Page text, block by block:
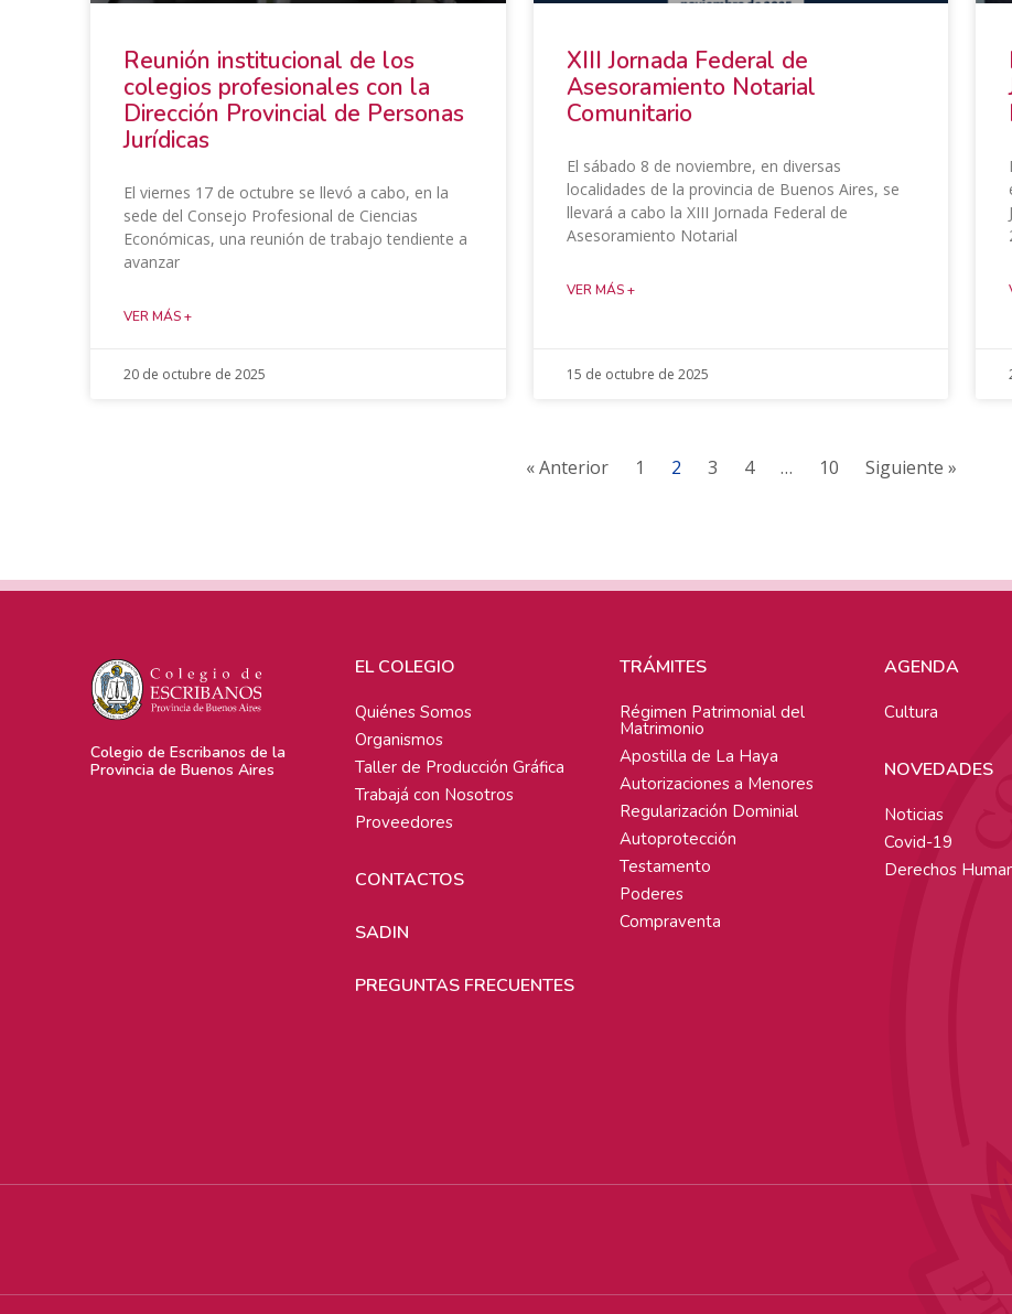
​Reunión institucional de los
colegios profesionales con la
Dirección Provincial de Personas
Jurídicas
El viernes 17 de octubre se llevó a cabo, en la
sede del Consejo Profesional de Ciencias
Económicas, una reunión de trabajo tendiente a
avanzar
VER MÁS +
20 de octubre de 2025
XIII Jornada Federal de
Asesoramiento Notarial
Comunitario
El sábado 8 de noviembre, en diversas
localidades de la provincia de Buenos Aires, se
llevará a cabo la XIII Jornada Federal de
Asesoramiento Notarial
VER MÁS +
15 de octubre de 2025
« Anterior 1 2 3 4 … 10 Siguiente »
Colegio de Escribanos de la
Provincia de Buenos Aires
EL COLEGIO
Quiénes Somos
Organismos
Taller de Producción Gráfica
Trabajá con Nosotros
Proveedores
CONTACTOS
SADIN
PREGUNTAS FRECUENTES
TRÁMITES
Régimen Patrimonial del
Matrimonio
Apostilla de La Haya
Autorizaciones a Menores
Regularización Dominial
Autoprotección
Testamento
Poderes
Compraventa
AGENDA
Cultura
NOVEDADES
Noticias
Covid-19
Derechos